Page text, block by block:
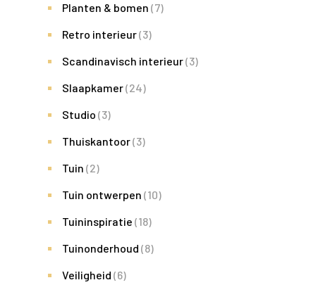
Planten & bomen (7)
Retro interieur(3)
Scandinavisch interieur(3)
Slaapkamer(24)
Studio (3)
Thuiskantoor(3)
Tuin (2)
Tuin ontwerpen (10)
Tuininspiratie (18)
Tuinonderhoud (8)
Veiligheid (6)